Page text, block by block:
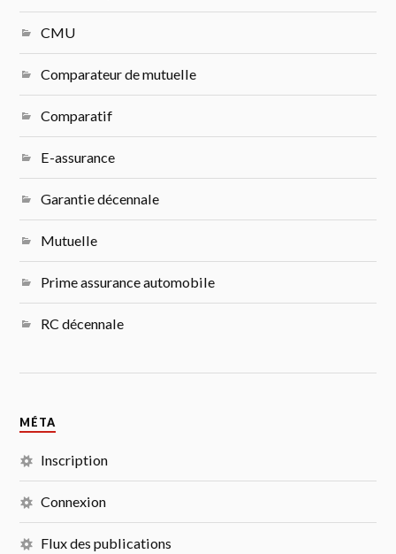
CMU
Comparateur de mutuelle
Comparatif
E-assurance
Garantie décennale
Mutuelle
Prime assurance automobile
RC décennale
MÉTA
Inscription
Connexion
Flux des publications